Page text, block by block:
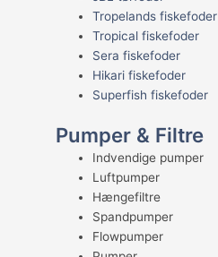
Tropelands fiskefoder
Tropical fiskefoder
Sera fiskefoder
Hikari fiskefoder
Superfish fiskefoder
Pumper & Filtre
Indvendige pumper
Luftpumper
Hængefiltre
Spandpumper
Flowpumper